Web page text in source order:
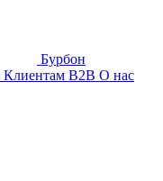
Бурбон
Клиентам B2B О нас